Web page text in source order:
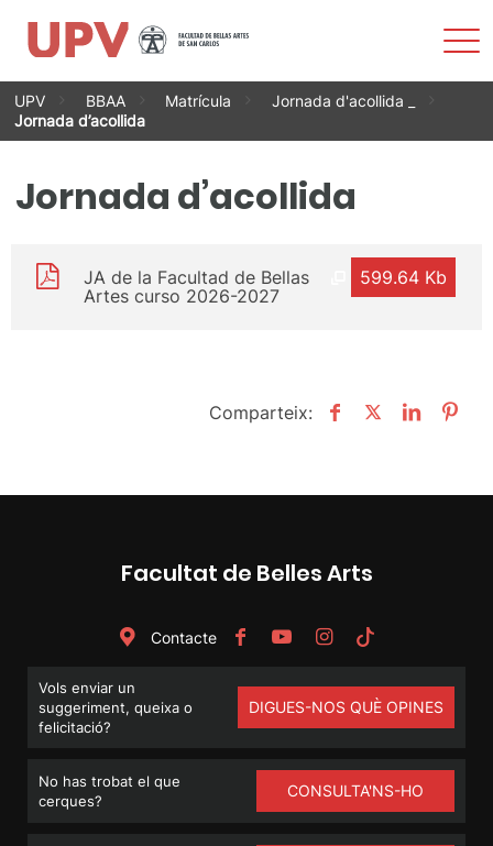
Vés
contingut
UPV BBAA Matrícula
Jornada d'acollida _
Jornada d’acollida
Jornada d’acollida
599.64 Kb
JA de la Facultad de Bellas
Artes curso 2026-2027
Comparteix:
Facultat de Belles Arts
Contacte
Vols enviar un
suggeriment, queixa o
felicitació?
DIGUES-NOS QUÈ OPINES
No has trobat el que
cerques?
CONSULTA'NS-HO